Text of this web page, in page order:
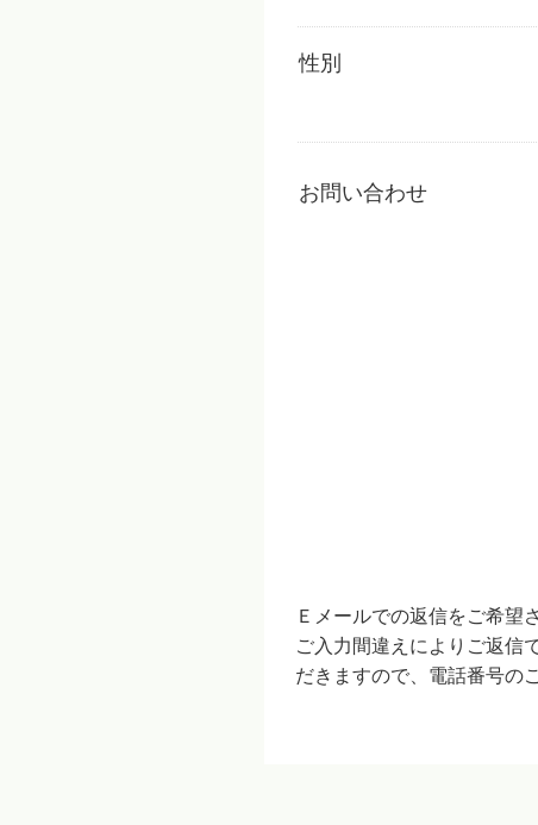
性別
お問い合わせ
Ｅメールでの返信をご希望
ご入力間違えによりご返信
だきますので、電話番号の